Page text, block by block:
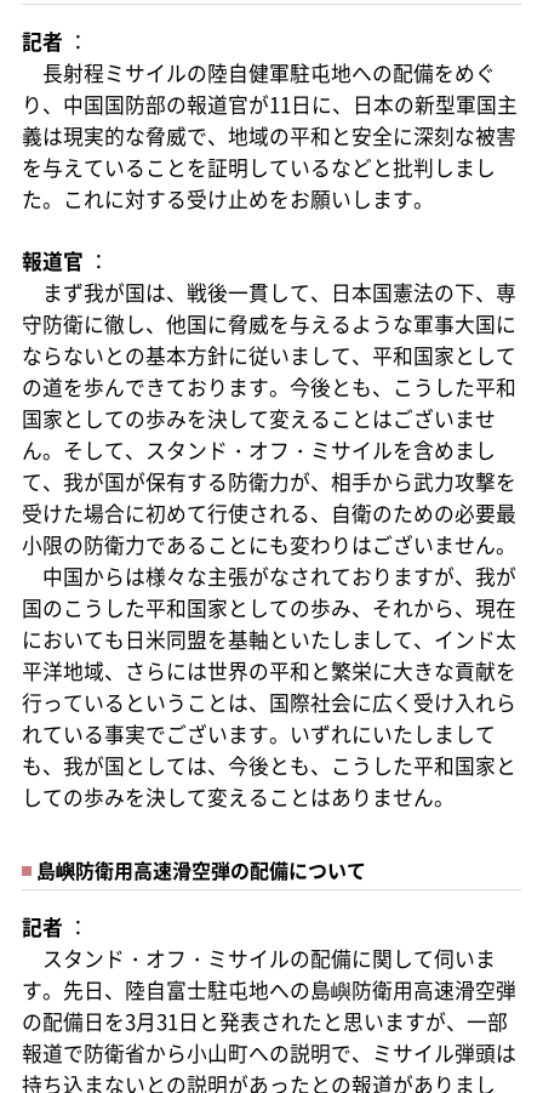
記者 ：
長射程ミサイルの陸自健軍駐屯地への配備をめぐ
り、中国国防部の報道官が11日に、日本の新型軍国主
義は現実的な脅威で、地域の平和と安全に深刻な被害
を与えていることを証明しているなどと批判しまし
た。これに対する受け止めをお願いします。
報道官 ：
まず我が国は、戦後一貫して、日本国憲法の下、専
守防衛に徹し、他国に脅威を与えるような軍事大国に
ならないとの基本方針に従いまして、平和国家として
の道を歩んできております。今後とも、こうした平和
国家としての歩みを決して変えることはございませ
ん。そして、スタンド・オフ・ミサイルを含めまし
て、我が国が保有する防衛力が、相手から武力攻撃を
受けた場合に初めて行使される、自衛のための必要最
小限の防衛力であることにも変わりはございません。
中国からは様々な主張がなされておりますが、我が
国のこうした平和国家としての歩み、それから、現在
においても日米同盟を基軸といたしまして、インド太
平洋地域、さらには世界の平和と繁栄に大きな貢献を
行っているということは、国際社会に広く受け入れら
れている事実でございます。いずれにいたしまして
も、我が国としては、今後とも、こうした平和国家と
しての歩みを決して変えることはありません。
島嶼防衛用高速滑空弾の配備について
記者 ：
スタンド・オフ・ミサイルの配備に関して伺いま
す。先日、陸自富士駐屯地への島嶼防衛用高速滑空弾
の配備日を3月31日と発表されたと思いますが、一部
報道で防衛省から小山町への説明で、ミサイル弾頭は
持ち込まないとの説明があったとの報道がありまし